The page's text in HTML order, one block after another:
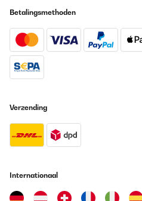
Betalingsmethoden
Verzending
Internationaal